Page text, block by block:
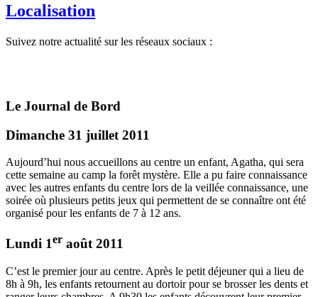
Localisation
Suivez notre actualité sur les réseaux sociaux :
Le Journal de Bord
Dimanche 31 juillet 2011
Aujourd’hui nous accueillons au centre un enfant, Agatha, qui sera
cette semaine au camp la forêt mystère. Elle a pu faire connaissance
avec les autres enfants du centre lors de la veillée connaissance, une
soirée où plusieurs petits jeux qui permettent de se connaître ont été
organisé pour les enfants de 7 à 12 ans.
Lundi 1er août 2011
C’est le premier jour au centre. Après le petit déjeuner qui a lieu de
8h à 9h, les enfants retournent au dortoir pour se brosser les dents et